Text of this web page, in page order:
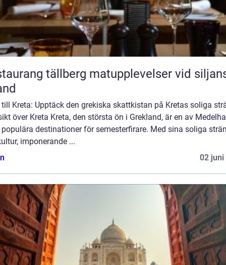
tällberg matupplevelser vid siljans
till Kreta: Upptäck den grekiska skattkistan på Kretas soliga
över Kreta Kreta, den största ön i Grekland, är en av
destinationer för semesterfirare. Med sina soliga
imponerande ...
02 juni